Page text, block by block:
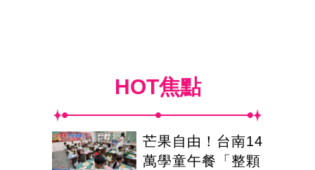
HOT焦點
芒果自由！台南14
萬學童午餐「整顆